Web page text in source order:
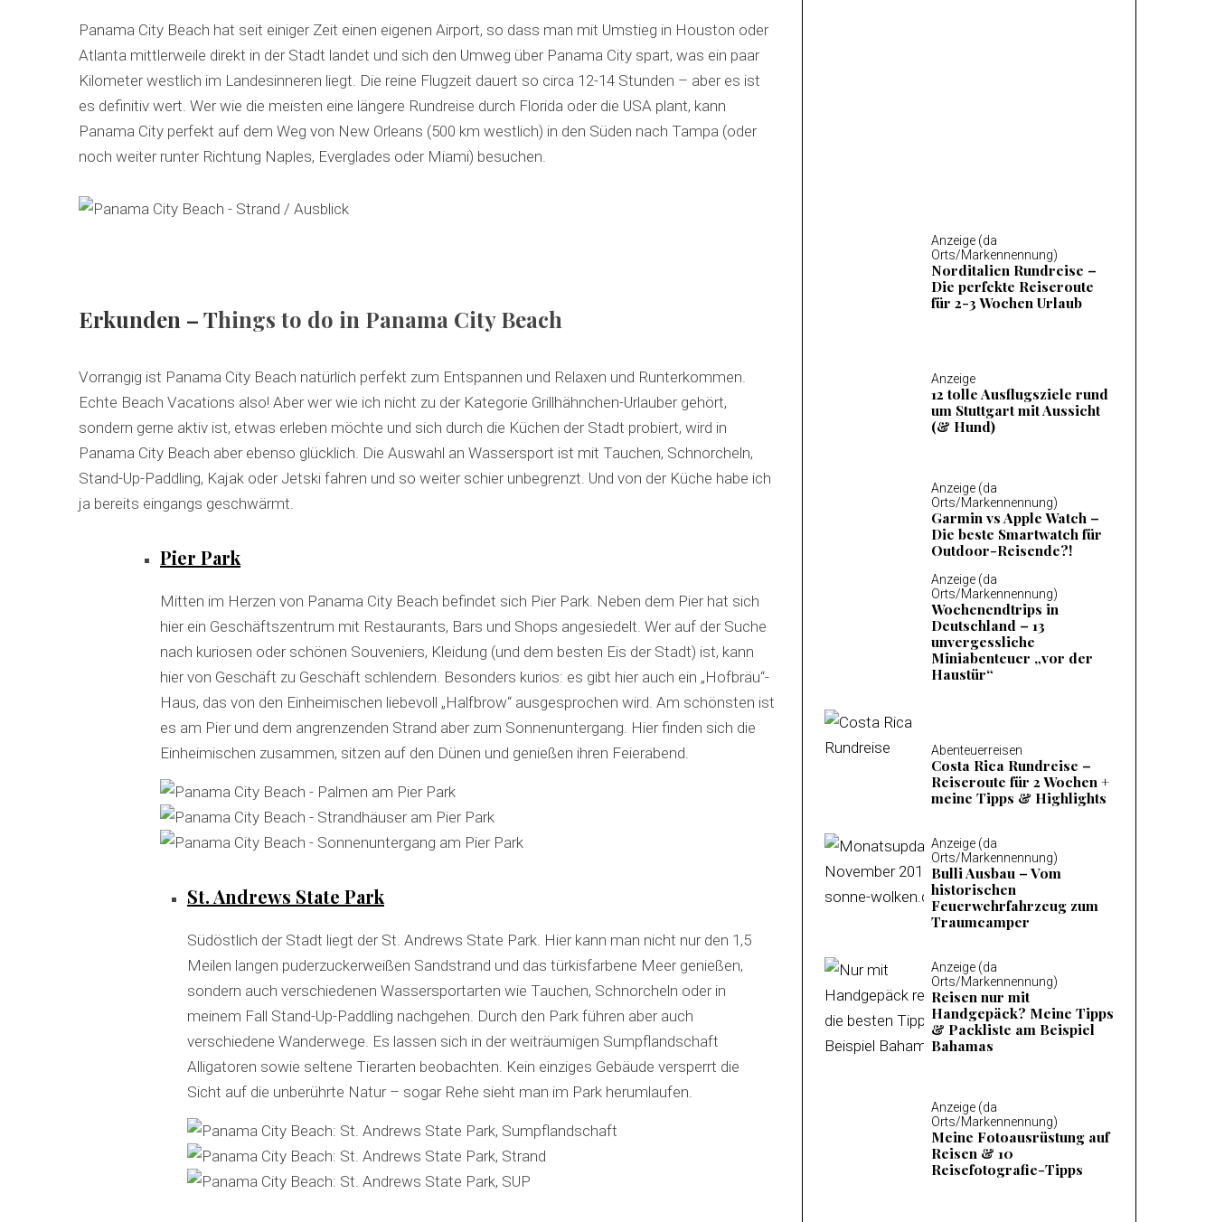
Panama City Beach hat seit einiger Zeit einen eigenen Airport, so dass man mit Umstieg in Houston oder
Atlanta mittlerweile direkt in der Stadt landet und sich den Umweg über Panama City spart, was ein paar
Kilometer westlich im Landesinneren liegt. Die reine Flugzeit dauert so circa 12-14 Stunden – aber es ist
es definitiv wert. Wer wie die meisten eine längere Rundreise durch Florida oder die USA plant, kann
Panama City perfekt auf dem Weg von New Orleans (500 km westlich) in den Süden nach Tampa (oder
noch weiter runter Richtung Naples, Everglades oder Miami) besuchen.
Erkunden – Things to do in Panama City Beach
Vorrangig ist Panama City Beach natürlich perfekt zum Entspannen und Relaxen und Runterkommen.
Echte Beach Vacations also! Aber wer wie ich nicht zu der Kategorie Grillhähnchen-Urlauber gehört,
sondern gerne aktiv ist, etwas erleben möchte und sich durch die Küchen der Stadt probiert, wird in
Panama City Beach aber ebenso glücklich. Die Auswahl an Wassersport ist mit Tauchen, Schnorcheln,
Stand-Up-Paddling, Kajak oder Jetski fahren und so weiter schier unbegrenzt. Und von der Küche habe ich
ja bereits eingangs geschwärmt.
Pier Park
Mitten im Herzen von Panama City Beach befindet sich Pier Park. Neben dem Pier hat sich
hier ein Geschäftszentrum mit Restaurants, Bars und Shops angesiedelt. Wer auf der Suche
nach kuriosen oder schönen Souveniers, Kleidung (und dem besten Eis der Stadt) ist, kann
hier von Geschäft zu Geschäft schlendern. Besonders kurios: es gibt hier auch ein „Hofbräu“-
Haus, das von den Einheimischen liebevoll „Halfbrow“ ausgesprochen wird. Am schönsten ist
es am Pier und dem angrenzenden Strand aber zum Sonnenuntergang. Hier finden sich die
Einheimischen zusammen, sitzen auf den Dünen und genießen ihren Feierabend.
St. Andrews State Park
Südöstlich der Stadt liegt der St. Andrews State Park. Hier kann man nicht nur den 1,5
Meilen langen puderzuckerweißen Sandstrand und das türkisfarbene Meer genießen,
sondern auch verschiedenen Wassersportarten wie Tauchen, Schnorcheln oder in
meinem Fall Stand-Up-Paddling nachgehen. Durch den Park führen aber auch
verschiedene Wanderwege. Es lassen sich in der weiträumigen Sumpflandschaft
Alligatoren sowie seltene Tierarten beobachten. Kein einziges Gebäude versperrt die
Sicht auf die unberührte Natur – sogar Rehe sieht man im Park herumlaufen.
Anzeige (da
Orts/Markennennung)
Norditalien Rundreise –
Die perfekte Reiseroute
für 2-3 Wochen Urlaub
Anzeige
12 tolle Ausflugsziele rund
um Stuttgart mit Aussicht
(& Hund)
Anzeige (da
Orts/Markennennung)
Garmin vs Apple Watch –
Die beste Smartwatch für
Outdoor-Reisende?!
Anzeige (da
Orts/Markennennung)
Wochenendtrips in
Deutschland – 13
unvergessliche
Miniabenteuer „vor der
Haustür“
Abenteuerreisen
Costa Rica Rundreise –
Reiseroute für 2 Wochen +
meine Tipps & Highlights
Anzeige (da
Orts/Markennennung)
Bulli Ausbau – Vom
historischen
Feuerwehrfahrzeug zum
Traumcamper
Anzeige (da
Orts/Markennennung)
Reisen nur mit
Handgepäck? Meine Tipps
& Packliste am Beispiel
Bahamas
Anzeige (da
Orts/Markennennung)
Meine Fotoausrüstung auf
Reisen & 10
Reisefotografie-Tipps
e
h
o